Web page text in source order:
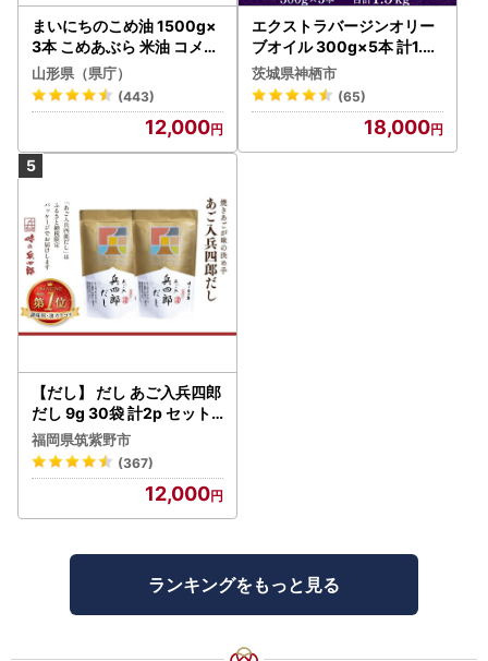
まいにちのこめ油 1500g×
3本 こめあぶら 米油 コメ油
揚げ物 炒め物 サラダ 山形
県 食用油 食用オイル 調理
油 油 食品 山形県 F2Y-173
山形県（県庁）
(443)
12,000
エクストラバージンオリー
ブオイル 300g×5本 計1.5k
g オリーブオイル 食用油
茨城県神栖市
(65)
18,000
【だし】 だし あご入兵四郎
だし 9g 30袋 計2p セット
21760217
福岡県筑紫野市
(367)
12,000
ランキングをもっと見る